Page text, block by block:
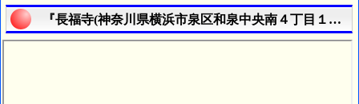
『長福寺(神奈川県横浜市泉区和泉中央南４丁目１８